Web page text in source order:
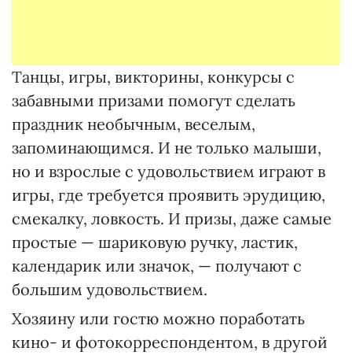
Танцы, игры, викторины, конкурсы с
забавными призами помогут сделать
праздник необычным, веселым,
запоминающимся. И не только малыши,
но и взрослые с удовольствием играют в
игры, где требуется проявить эрудицию,
смекалку, ловкость. И призы, даже самые
простые — шариковую ручку, ластик,
календарик или значок, — получают с
большим удовольствием.
Хозяину или гостю можно поработать
кино- и фотокорреспондентом, в другой